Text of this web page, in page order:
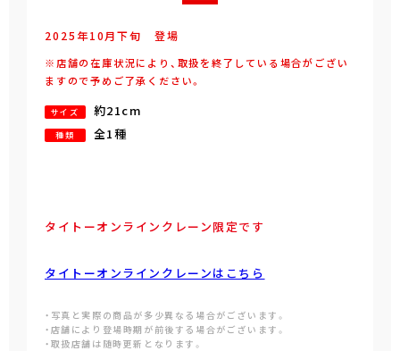
2025年10月下旬 登場
※店舗の在庫状況により、取扱を終了している場合がござい
ますので予めご了承ください。
サイズ 約21cm
種類 全1種
タイトーオンラインクレーン限定です
タイトーオンラインクレーンはこちら
・写真と実際の商品が多少異なる場合がございます。
・店舗により登場時期が前後する場合がございます。
・取扱店舗は随時更新となります。